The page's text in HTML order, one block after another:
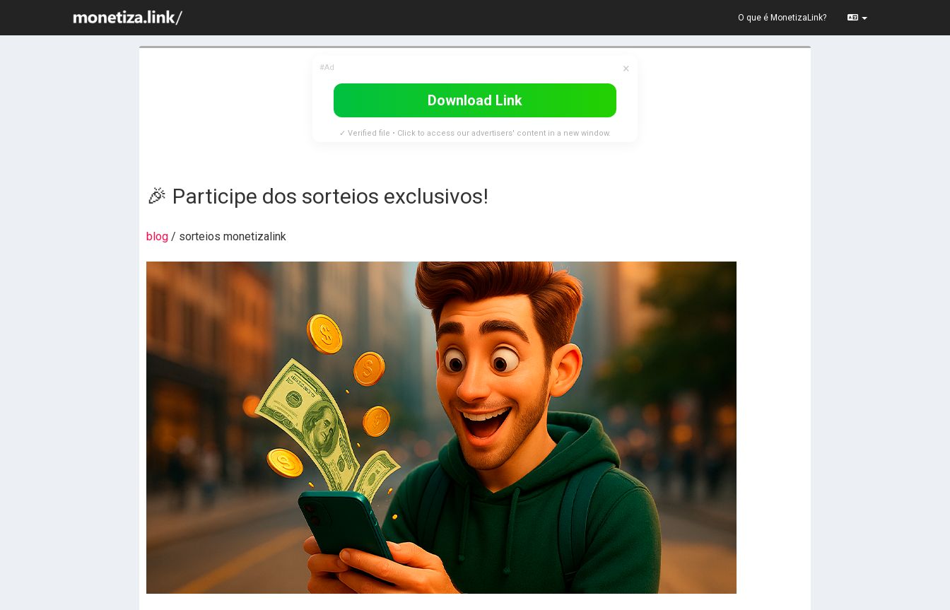
O que é MonetizaLink?
#Ad ×
Download Link
✓ Verified file • Click to access our advertisers' content in a new window.
🎉 Participe dos sorteios exclusivos!
blog / sorteios monetizalink